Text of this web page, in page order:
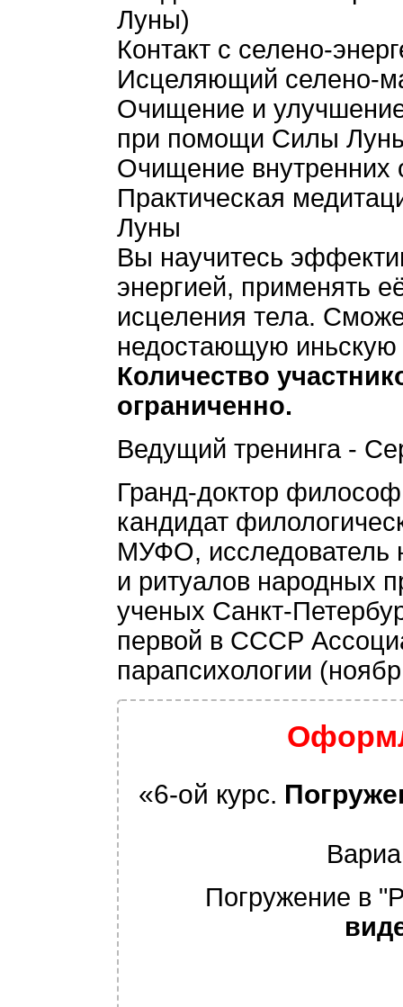
Луны)
Контакт с селено-
Исцеляющий селено-
Очищение и
при помощи Силы
Очищение внутренних
Практическая
Луны
Вы научитесь
энергией, применять
исцеления тела.
недостающую
Количество
ограниченно.
Ведущий тренинга -
Гранд-доктор
кандидат
МУФО, исследователь
и ритуалов народных
ученых Санкт-
первой в СССР
парапсихологии
«6-ой курс.
Погружение в